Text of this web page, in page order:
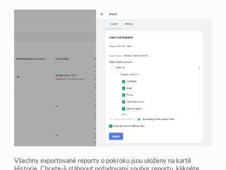
Všechny exportované reporty o pokroku jsou uloženy na kartě